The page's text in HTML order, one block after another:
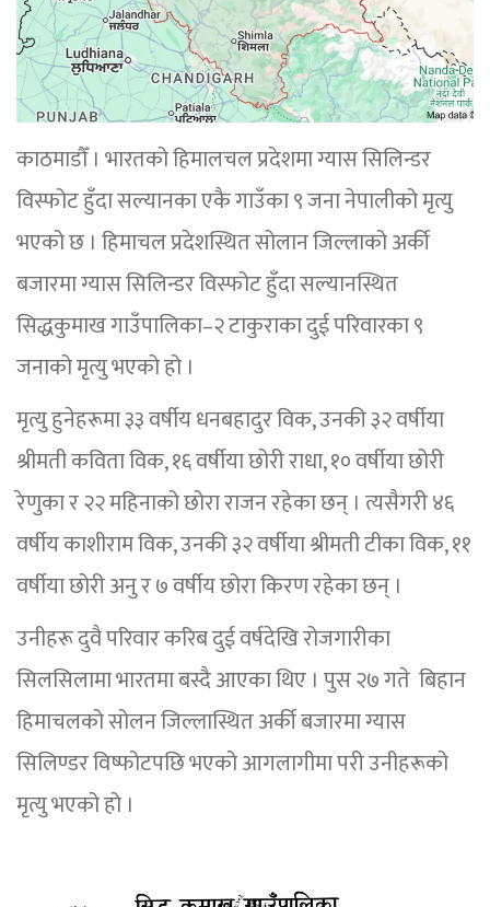
काठमाडौँ । भारतको हिमालचल प्रदेशमा ग्यास सिलिन्डर
विस्फोट हुँदा सल्यानका एकै गाउँका ९ जना नेपालीको मृत्यु
भएको छ । हिमाचल प्रदेशस्थित सोलान जिल्लाको अर्की
बजारमा ग्यास सिलिन्डर विस्फोट हुँदा सल्यानस्थित
सिद्धकुमाख गाउँपालिका–२ टाकुराका दुई परिवारका ९
जनाको मृत्यु भएको हो ।
मृत्यु हुनेहरूमा ३३ वर्षीय धनबहादुर विक, उनकी ३२ वर्षीया
श्रीमती कविता विक, १६ वर्षीया छोरी राधा, १० वर्षीया छोरी
रेणुका र २२ महिनाको छोरा राजन रहेका छन् । त्यसैगरी ४६
वर्षीय काशीराम विक, उनकी ३२ वर्षीया श्रीमती टीका विक, ११
वर्षीया छोरी अनु र ७ वर्षीय छोरा किरण रहेका छन् ।
उनीहरू दुवै परिवार करिब दुई वर्षदेखि रोजगारीका
सिलसिलामा भारतमा बस्दै आएका थिए । पुस २७ गते बिहान
हिमाचलको सोलन जिल्लास्थित अर्की बजारमा ग्यास
सिलिण्डर विष्फोटपछि भएको आगलागीमा परी उनीहरूको
मृत्यु भएको हो ।